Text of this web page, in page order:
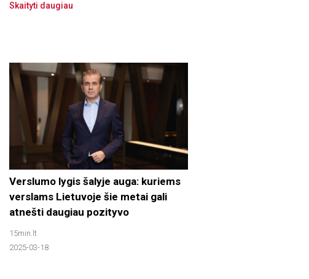
Skaityti daugiau
Verslumo lygis šalyje auga: kuriems
verslams Lietuvoje šie metai gali
atnešti daugiau pozityvo
15min.lt
2025-03-18